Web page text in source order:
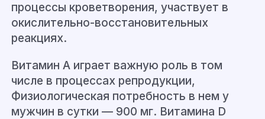
процессы кроветворения, участвует в
окислительно-восстановительных
реакциях.
Витамин А играет важную роль в том
числе в процессах репродукции,
Физиологическая потребность в нем у
мужчин в сутки — 900 мг. Витамина D